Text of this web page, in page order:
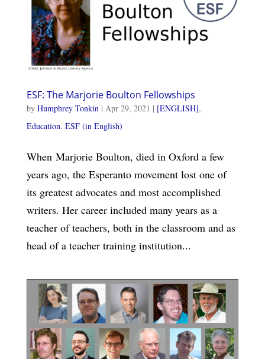
ESF: The Marjorie Boulton Fellowships
by Humphrey Tonkin| Apr 29, 2021 | [ENGLISH],
Education, ESF (in English)
When Marjorie Boulton, died in Oxford a few
years ago, the Esperanto movement lost one of
its greatest advocates and most accomplished
writers. Her career included many years as a
teacher of teachers, both in the classroom and as
head of a teacher training institution...